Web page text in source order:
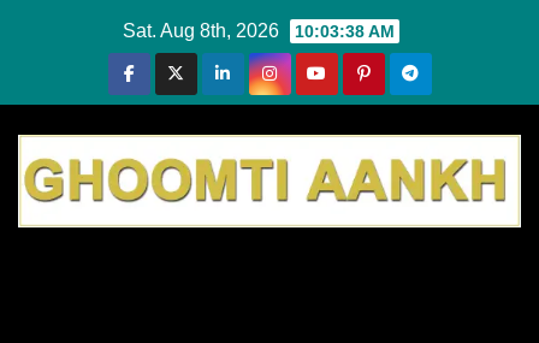
Sat. Aug 8th, 2026 10:03:39 AM